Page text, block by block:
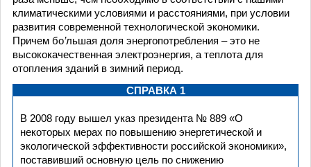
климатическими условиями и расстояниями, при условии
развития современной технологической экономики.
Причем бо’льшая доля энергопотребления – это не
высококачественная электроэнергия, а теплота для
отопления зданий в зимний период.
СПРАВКА 1
В 2008 году вышел указ президента № 889 «О
некоторых мерах по повышению энергетической и
экологической эффективности российской экономики»,
поставивший основную цель по снижению